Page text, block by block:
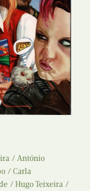
António
Carla
Hugo Teixeira